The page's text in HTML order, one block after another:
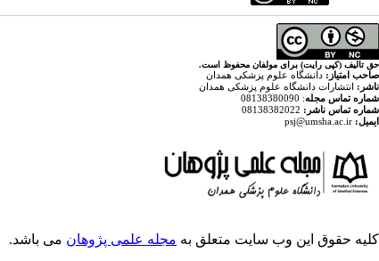
حق تالیف (کپی رایت) برای مولفان محفوظ است.
صاحب امتیاز: دانشگاه علوم پزشکی همدان
ناشر: انتشارات دانشگاه علوم پزشکی همدان
شماره تماس مجله: 08138380090
شماره تماس ناشر:
ایمیل:
کلیه حقوق این وب سایت متعلق به مجله علمی پژوهان می باشد.